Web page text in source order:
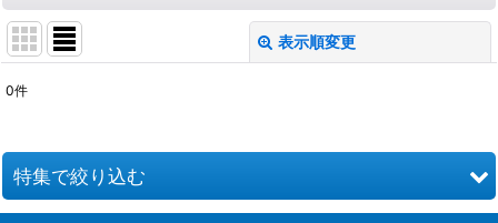
表示順変更
並び順 :
0件
特集で絞り込む